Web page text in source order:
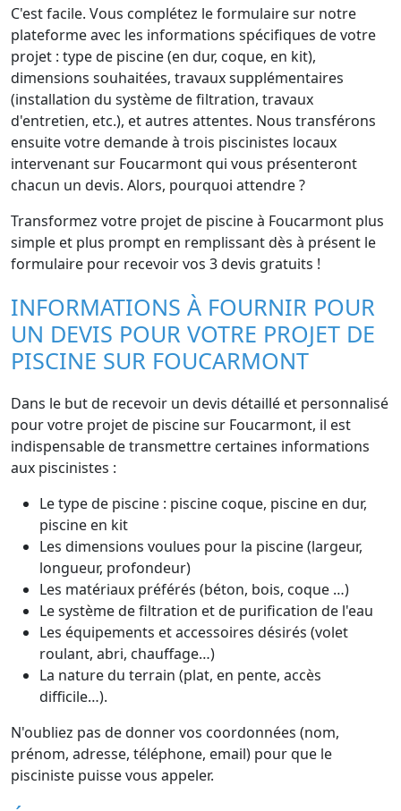
C'est facile. Vous complétez le formulaire sur notre
plateforme avec les informations spécifiques de votre
projet : type de piscine (en dur, coque, en kit),
dimensions souhaitées, travaux supplémentaires
(installation du système de filtration, travaux
d'entretien, etc.), et autres attentes. Nous transférons
ensuite votre demande à trois piscinistes locaux
intervenant sur Foucarmont qui vous présenteront
chacun un devis. Alors, pourquoi attendre ?
Transformez votre projet de piscine à Foucarmont plus
simple et plus prompt en remplissant dès à présent le
formulaire pour recevoir vos 3 devis gratuits !
INFORMATIONS À FOURNIR POUR
UN DEVIS POUR VOTRE PROJET DE
PISCINE SUR FOUCARMONT
Dans le but de recevoir un devis détaillé et personnalisé
pour votre projet de piscine sur Foucarmont, il est
indispensable de transmettre certaines informations
aux piscinistes :
Le type de piscine : piscine coque, piscine en dur,
piscine en kit
Les dimensions voulues pour la piscine (largeur,
longueur, profondeur)
Les matériaux préférés (béton, bois, coque …)
Le système de filtration et de purification de l'eau
Les équipements et accessoires désirés (volet
roulant, abri, chauffage…)
La nature du terrain (plat, en pente, accès
difficile…).
N'oubliez pas de donner vos coordonnées (nom,
prénom, adresse, téléphone, email) pour que le
pisciniste puisse vous appeler.